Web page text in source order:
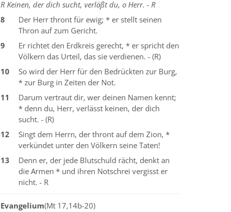
R Keinen, der dich sucht, verläßt du, o Herr. - R
8
Der Herr thront für ewig; * er stellt seinen
Thron auf zum Gericht.
9
Er richtet den Erdkreis gerecht, * er spricht den
Völkern das Urteil, das sie verdienen. - (R)
10
So wird der Herr für den Bedrückten zur Burg,
* zur Burg in Zeiten der Not.
11
Darum vertraut dir, wer deinen Namen kennt;
* denn du, Herr, verlässt keinen, der dich
sucht. - (R)
12
Singt dem Herrn, der thront auf dem Zion, *
verkündet unter den Völkern seine Taten!
13
Denn er, der jede Blutschuld rächt, denkt an
die Armen * und ihren Notschrei vergisst er
nicht. - R
Evangelium(Mt 17,14b-20)